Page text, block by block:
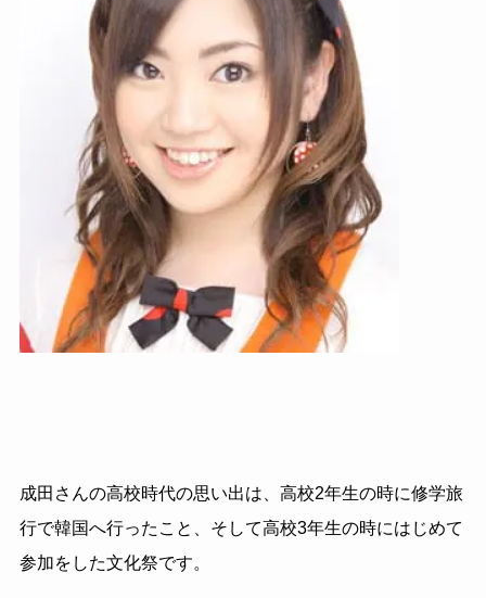
成田さんの高校時代の思い出は、高校2年生の時に修学旅
行で韓国へ行ったこと、そして高校3年生の時にはじめて
参加をした文化祭です。